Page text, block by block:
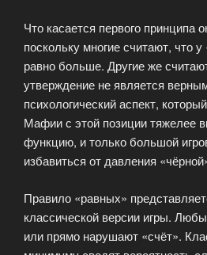
Что касается первого принципа
поскольку многие считают, что
равно больше. Другие же
утверждение не является
психологический аспект,
Мафии с этой позиции тяжелее
функцию, и только большой
избавиться от давления
Правило «равных»
классической версии игры.
или прямо нарушают «счёт».